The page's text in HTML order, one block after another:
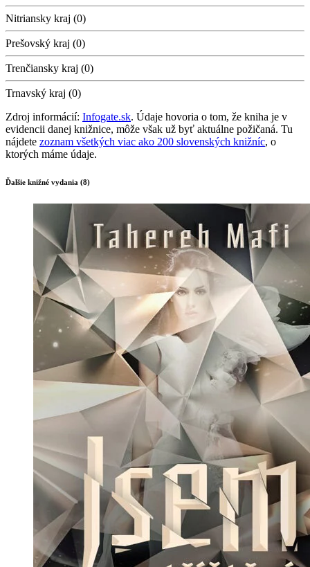
Nitriansky kraj (0)
Prešovský kraj (0)
Trenčiansky kraj (0)
Trnavský kraj (0)
Zdroj informácií: Infogate.sk. Údaje hovoria o tom, že kniha je v
evidencii danej knižnice, môže však už byť aktuálne požičaná. Tu
nájdete zoznam všetkých viac ako 200 slovenských knižníc, o
ktorých máme údaje.
Ďalšie knižné vydania (8)